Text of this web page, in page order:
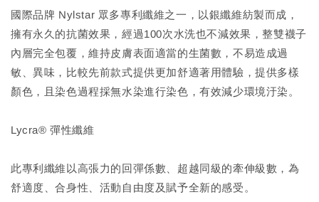
國際品牌 Nylstar 眾多專利纖維之一，以銀纖維紡製而成，
擁有永久的抗菌效果，經過100次水洗也不減效果，整雙襪子
內層完全包覆，維持皮膚表面適當的生菌數，不易造成過
敏、異味，比較先前款式提供更加舒適著用體驗，提供多樣
顏色，且染色過程採無水染進行染色，有效減少環境汙染。
Lycra® 彈性纖維
此專利纖維以高張力的回彈係數、超越同級的牽伸級數，為
舒適度、合身性、活動自由度及賦予全新的感受。